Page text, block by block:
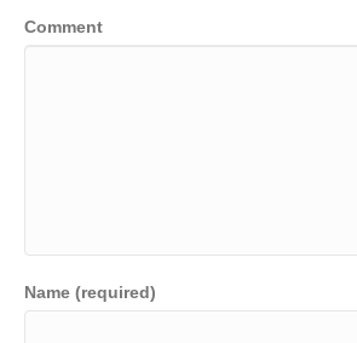
Comment
Name (required)